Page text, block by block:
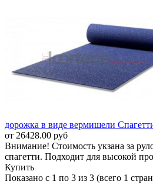
дорожка в виде вермишели
от 26428.00 руб
Внимание! Стоимость укзана за
спагетти. Подходит для высокой
Купить
Показано с 1 по 3 из 3 (всего 1